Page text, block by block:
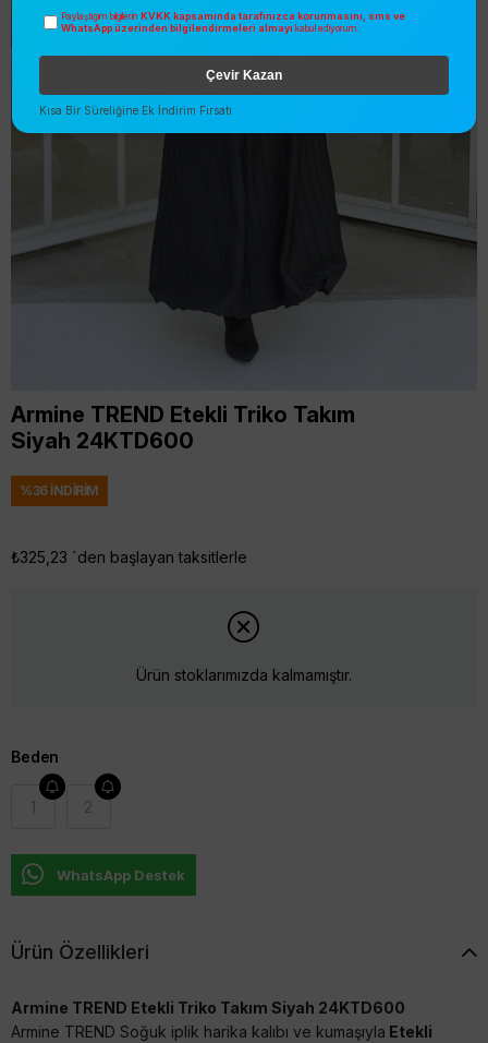
Armine TREND Etekli Triko Takım
Siyah 24KTD600
%36İNDIRIM
₺325,23 `den başlayan taksitlerle
Ürün stoklarımızda kalmamıştır.
Beden
1 2
WhatsApp Destek
Ürün Özellikleri
Armine TREND Etekli Triko Takım Siyah 24KTD600
Armine TREND Soğuk iplik harika kalıbı ve kumaşıyla Etekli
Paylaştığım bilgilerin KVKK kapsamında tarafınızca korunmasını, sms ve
WhatsApp üzerinden bilgilendirmeleri almayı kabul ediyorum.
Çevir Kazan
Kısa Bir Süreliğine Ek İndirim Fırsatı